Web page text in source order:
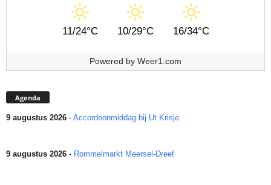
11/24°C 10/29°C 16/34°C
Powered by Weer1.com
Agenda
9 augustus 2026 - Accordeonmiddag bij Ut Krisje
9 augustus 2026 - Rommelmarkt Meersel-Dreef